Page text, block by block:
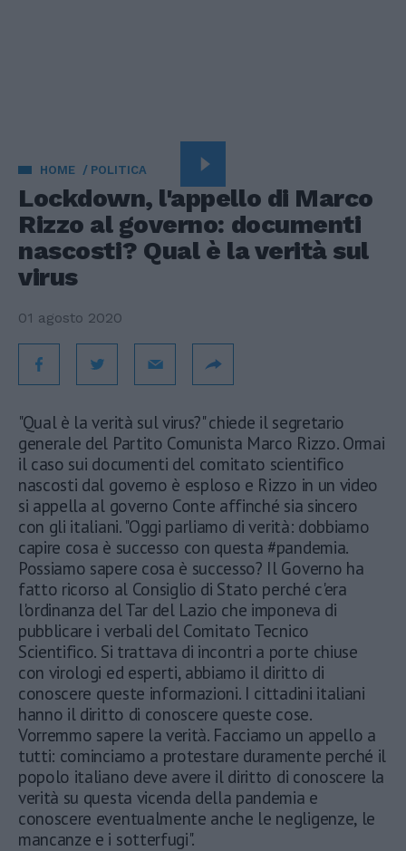
HOME POLITICA
Lockdown, l'appello di Marco
Rizzo al governo: documenti
nascosti? Qual è la verità sul
virus
01 agosto 2020
"Qual è la verità sul virus?" chiede il segretario
generale del Partito Comunista Marco Rizzo. Ormai
il caso sui documenti del comitato scientifico
nascosti dal governo è esploso e Rizzo in un video
si appella al governo Conte affinché sia sincero
con gli italiani. "Oggi parliamo di verità: dobbiamo
capire cosa è successo con questa #pandemia.
Possiamo sapere cosa è successo? Il Governo ha
fatto ricorso al Consiglio di Stato perché c'era
l'ordinanza del Tar del Lazio che imponeva di
pubblicare i verbali del Comitato Tecnico
Scientifico. Si trattava di incontri a porte chiuse
con virologi ed esperti, abbiamo il diritto di
conoscere queste informazioni. I cittadini italiani
hanno il diritto di conoscere queste cose.
Vorremmo sapere la verità. Facciamo un appello a
tutti: cominciamo a protestare duramente perché il
popolo italiano deve avere il diritto di conoscere la
verità su questa vicenda della pandemia e
conoscere eventualmente anche le negligenze, le
mancanze e i sotterfugi".